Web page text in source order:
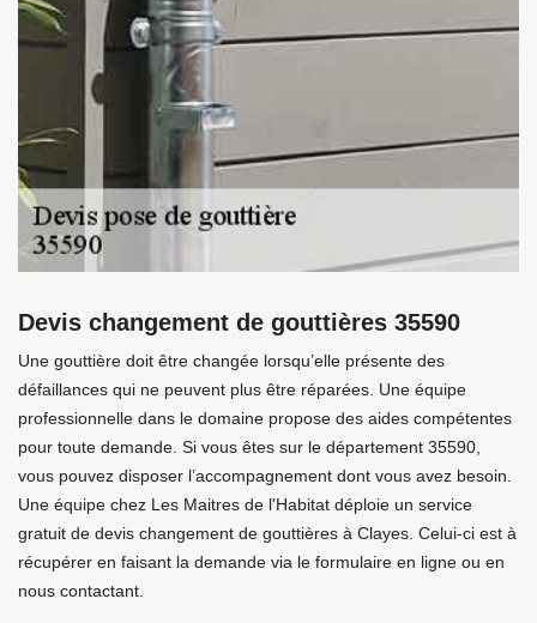
Devis changement de gouttières 35590
Une gouttière doit être changée lorsqu’elle présente des
défaillances qui ne peuvent plus être réparées. Une équipe
professionnelle dans le domaine propose des aides compétentes
pour toute demande. Si vous êtes sur le département 35590,
vous pouvez disposer l’accompagnement dont vous avez besoin.
Une équipe chez Les Maitres de l'Habitat déploie un service
gratuit de devis changement de gouttières à Clayes. Celui-ci est à
récupérer en faisant la demande via le formulaire en ligne ou en
nous contactant.